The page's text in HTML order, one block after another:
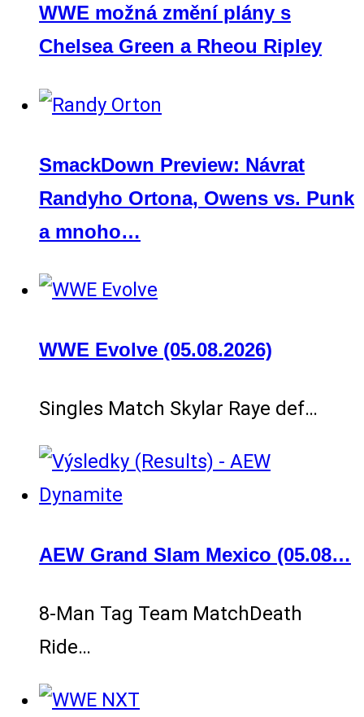
WWE možná změní plány s
Chelsea Green a Rheou Ripley
SmackDown Preview: Návrat
Randyho Ortona, Owens vs. Punk
a mnoho…
WWE Evolve (05.08.2026)
Singles Match Skylar Raye def…
AEW Grand Slam Mexico (05.08…
8-Man Tag Team MatchDeath
Ride…